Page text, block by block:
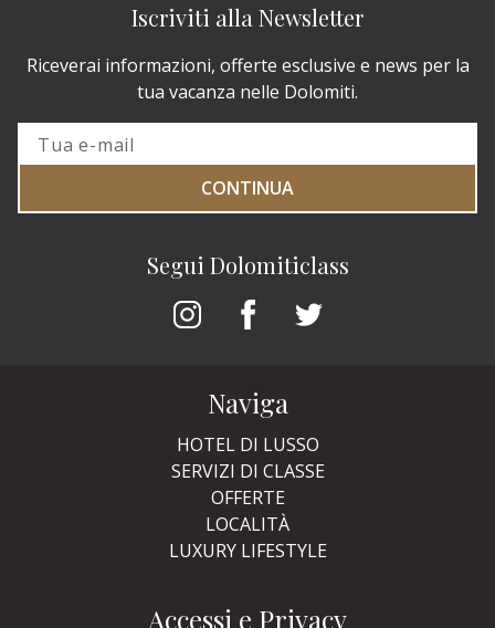
Segui Dolomiticlass
Iscriviti alla Newsletter
Riceverai informazioni, offerte esclusive e news per la
tua vacanza nelle Dolomiti.
CONTINUA
Naviga
HOTEL DI LUSSO
SERVIZI DI CLASSE
OFFERTE
LOCALITÀ
LUXURY LIFESTYLE
Accessi e Privacy